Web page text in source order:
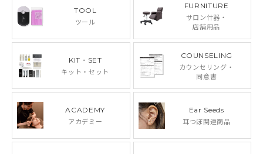
TOOL
ツール
FURNITURE
サロン什器・
店舗用品
KIT・SET
キット・セット
COUNSELING
カウンセリング・
同意書
ACADEMY
アカデミー
Ear Seeds
耳つぼ関連商品